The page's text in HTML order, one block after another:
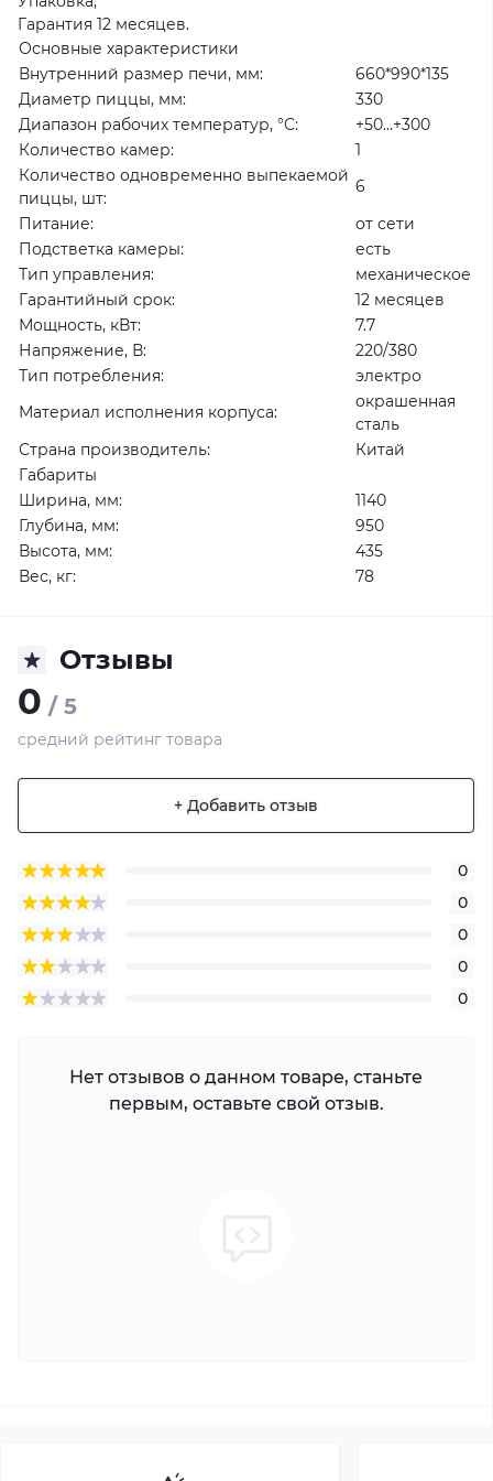
Гарантия 12 месяцев.
Внутренний размер печи, мм:
660*990*135
Диаметр пиццы, мм:
330
Диапазон рабочих температур, °C:
+50...+300
Количество камер:
1
Количество одновременно выпекаемой
пиццы, шт:
6
Питание:
от сети
Подстветка камеры:
есть
Тип управления:
механическое
Гарантийный срок:
12 месяцев
Основные характеристики
Мощность, кВт:
7.7
Напряжение, В:
220/380
Тип потребления:
электро
Материал исполнения корпуса:
окрашенная
сталь
Страна производитель:
Китай
Габариты
Ширина, мм:
1140
Глубина, мм:
950
Высота, мм:
435
Вес, кг:
78
Отзывы
0 / 5
средний рейтинг товара
+ Добавить отзыв
0
0
0
0
0
Нет отзывов о данном товаре, станьте
первым, оставьте свой отзыв.